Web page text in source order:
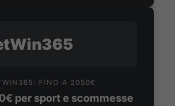
FINO A 2050€
per sport e scommesse